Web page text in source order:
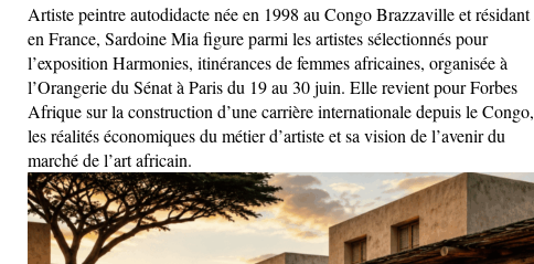
Artiste peintre autodidacte née en 1998 au Congo Brazzaville et résidant
en France, Sardoine Mia figure parmi les artistes sélectionnés pour
l’exposition Harmonies, itinérances de femmes africaines, organisée à
l’Orangerie du Sénat à Paris du 19 au 30 juin. Elle revient pour Forbes
Afrique sur la construction d’une carrière internationale depuis le Congo,
les réalités économiques du métier d’artiste et sa vision de l’avenir du
marché de l’art africain.